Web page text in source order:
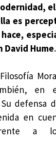
es
David Hume.
en
defensa
en
frente a